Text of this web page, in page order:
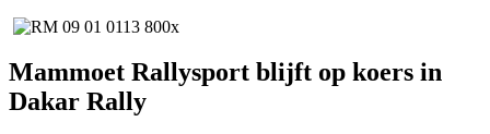
Mammoet Rallysport blijft op koers in
Dakar Rally